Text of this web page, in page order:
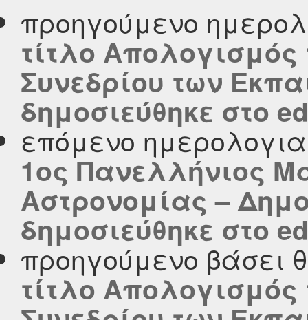
προηγούμενο
τίτλο
Συνεδρίου των
δημοσιεύθηκε στο
επόμενο
1ος Πανελλήνιος
Αστρονομίας –
δημοσιεύθηκε στο
προηγούμενο βάσει
τίτλο